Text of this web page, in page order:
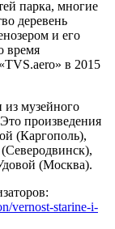
парка, многие
деревень
и его
время
в 2015
из музейного
произведения
(Каргополь),
(Москва).
vernost-starine-i-